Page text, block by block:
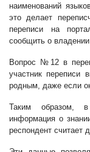
наименований
это делает
переписи на
сообщить о
Вопрос №12 в
участник переписи
родным, даже если
Таким образом, в
информация о
респондент считает